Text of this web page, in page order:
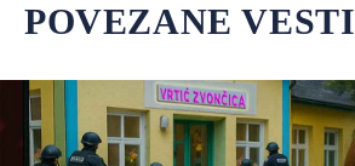
POVEZANE VESTI